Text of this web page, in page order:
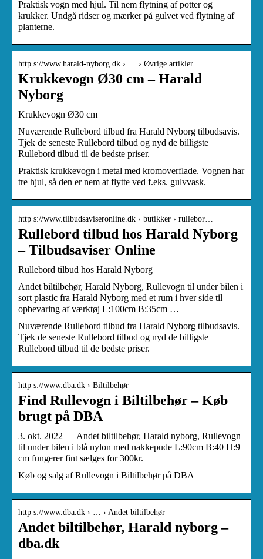
Praktisk vogn med hjul. Til nem flytning af potter og
krukker. Undgå ridser og mærker på gulvet ved flytning af
planterne.
http s://www.harald-nyborg.dk › … › Øvrige artikler
Krukkevogn Ø30 cm – Harald
Nyborg
Krukkevogn Ø30 cm
Nuværende Rullebord tilbud fra Harald Nyborg tilbudsavis.
Tjek de seneste Rullebord tilbud og nyd de billigste
Rullebord tilbud til de bedste priser.
Praktisk krukkevogn i metal med kromoverflade. Vognen har
tre hjul, så den er nem at flytte ved f.eks. gulvvask.
http s://www.tilbudsaviseronline.dk › butikker › rullebor…
Rullebord tilbud hos Harald Nyborg
– Tilbudsaviser Online
Rullebord tilbud hos Harald Nyborg
Andet biltilbehør, Harald Nyborg, Rullevogn til under bilen i
sort plastic fra Harald Nyborg med et rum i hver side til
opbevaring af værktøj L:100cm B:35cm …
Nuværende Rullebord tilbud fra Harald Nyborg tilbudsavis.
Tjek de seneste Rullebord tilbud og nyd de billigste
Rullebord tilbud til de bedste priser.
http s://www.dba.dk › Biltilbehør
Find Rullevogn i Biltilbehør – Køb
brugt på DBA
3. okt. 2022 — Andet biltilbehør, Harald nyborg, Rullevogn
til under bilen i blå nylon med nakkepude L:90cm B:40 H:9
cm fungerer fint sælges for 300kr.
Køb og salg af Rullevogn i Biltilbehør på DBA
http s://www.dba.dk › … › Andet biltilbehør
Andet biltilbehør, Harald nyborg –
dba.dk